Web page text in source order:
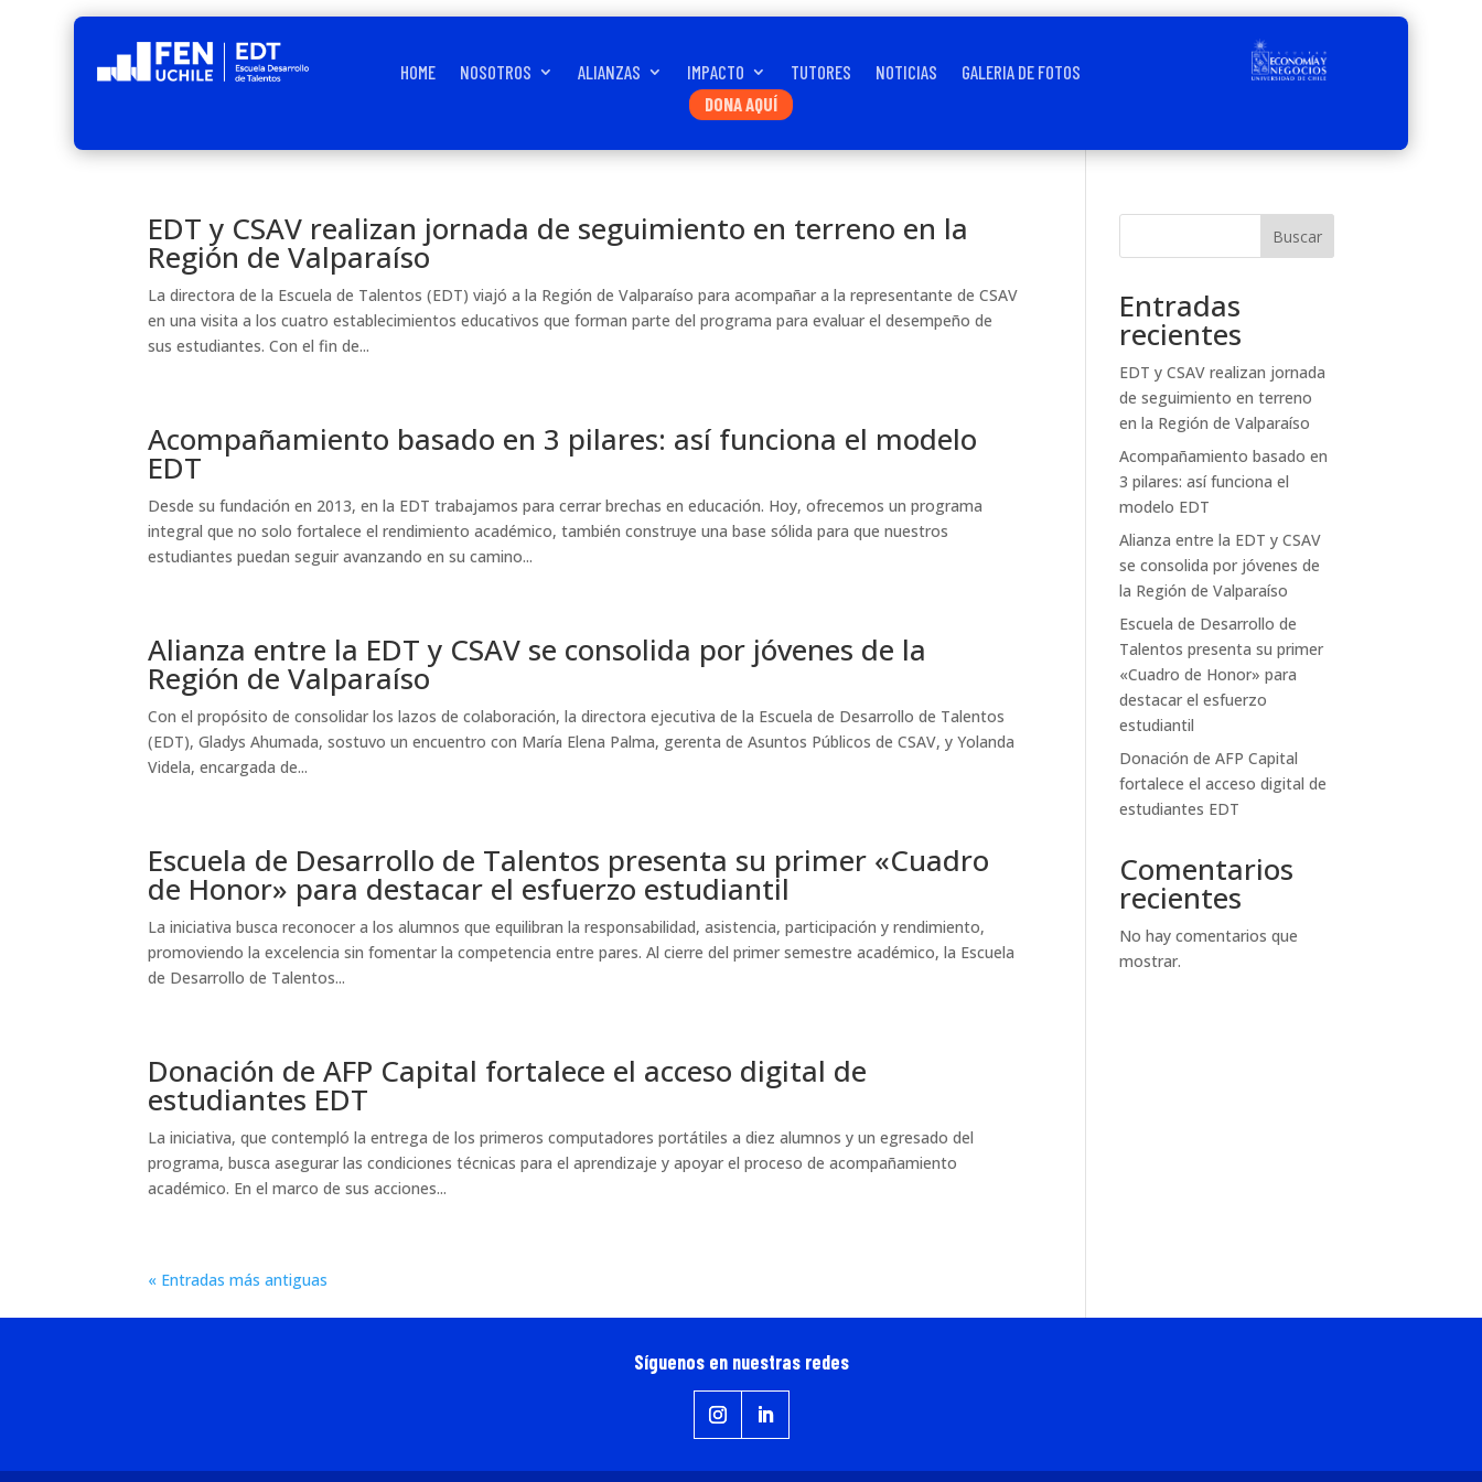
HOME NOSOTROS ALIANZAS IMPACTO TUTORES NOTICIAS
GALERIA DE FOTOS
DONA AQUÍ
EDT y CSAV realizan jornada de seguimiento en terreno en la
Región de Valparaíso
La directora de la Escuela de Talentos (EDT) viajó a la Región de Valparaíso para acompañar a la representante de CSAV
en una visita a los cuatro establecimientos educativos que forman parte del programa para evaluar el desempeño de
sus estudiantes. Con el fin de...
Acompañamiento basado en 3 pilares: así funciona el modelo
EDT
Desde su fundación en 2013, en la EDT trabajamos para cerrar brechas en educación. Hoy, ofrecemos un programa
integral que no solo fortalece el rendimiento académico, también construye una base sólida para que nuestros
estudiantes puedan seguir avanzando en su camino...
Alianza entre la EDT y CSAV se consolida por jóvenes de la
Región de Valparaíso
Con el propósito de consolidar los lazos de colaboración, la directora ejecutiva de la Escuela de Desarrollo de Talentos
(EDT), Gladys Ahumada, sostuvo un encuentro con María Elena Palma, gerenta de Asuntos Públicos de CSAV, y Yolanda
Videla, encargada de...
Escuela de Desarrollo de Talentos presenta su primer «Cuadro
de Honor» para destacar el esfuerzo estudiantil
La iniciativa busca reconocer a los alumnos que equilibran la responsabilidad, asistencia, participación y rendimiento,
promoviendo la excelencia sin fomentar la competencia entre pares. Al cierre del primer semestre académico, la Escuela
de Desarrollo de Talentos...
Donación de AFP Capital fortalece el acceso digital de
estudiantes EDT
La iniciativa, que contempló la entrega de los primeros computadores portátiles a diez alumnos y un egresado del
programa, busca asegurar las condiciones técnicas para el aprendizaje y apoyar el proceso de acompañamiento
académico. En el marco de sus acciones...
« Entradas más antiguas
Buscar
Entradas
recientes
EDT y CSAV realizan jornada
de seguimiento en terreno
en la Región de Valparaíso
Acompañamiento basado en
3 pilares: así funciona el
modelo EDT
Alianza entre la EDT y CSAV
se consolida por jóvenes de
la Región de Valparaíso
Escuela de Desarrollo de
Talentos presenta su primer
«Cuadro de Honor» para
destacar el esfuerzo
estudiantil
Donación de AFP Capital
fortalece el acceso digital de
estudiantes EDT
Comentarios
recientes
No hay comentarios que
mostrar.
Síguenos en nuestras redes